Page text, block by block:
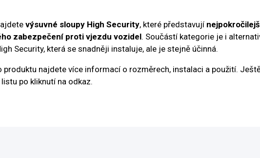
výsuvné sloupy High Security, které představují
zabezpečení proti vjezdu vozidel. Součástí kategorie je i
Security, která se snadněji instaluje, ale je stejně účinná.
produktu najdete více informací o rozměrech, instalaci a použití.
po kliknutí na odkaz.